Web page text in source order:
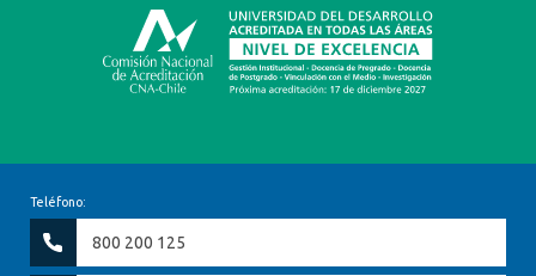
Teléfono:
800 200 125